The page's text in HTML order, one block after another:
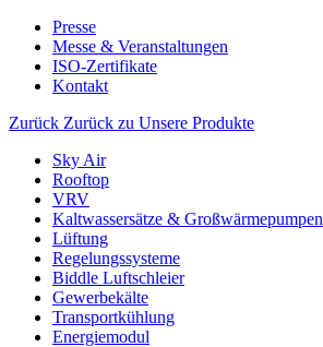
Presse
Messe & Veranstaltungen
ISO-Zertifikate
Kontakt
Zurück Zurück zu Unsere Produkte
Sky Air
Rooftop
VRV
Kaltwassersätze & Großwärmepumpen
Lüftung
Regelungssysteme
Biddle Luftschleier
Gewerbekälte
Transportkühlung
Energiemodul